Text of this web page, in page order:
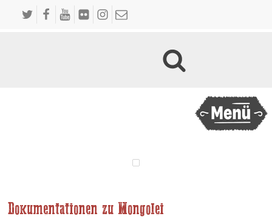
Dokumentationen zu Mongolei